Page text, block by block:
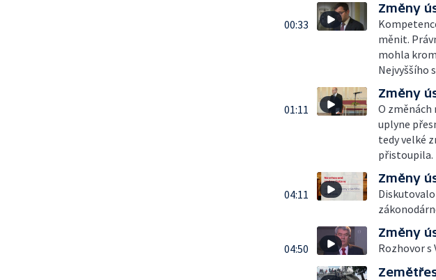
00:33
Změny
měnit.
mohla
Nejvyššího
01:11
Změny
O změnách
uplyne
tedy velké
přistoupila.
04:11
Změny
04:50
Změny
Rozhovor s